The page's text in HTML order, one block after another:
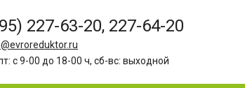
227-63-20, 227-64-20
с 9-00 до 18-00 ч, сб-вс: выходной